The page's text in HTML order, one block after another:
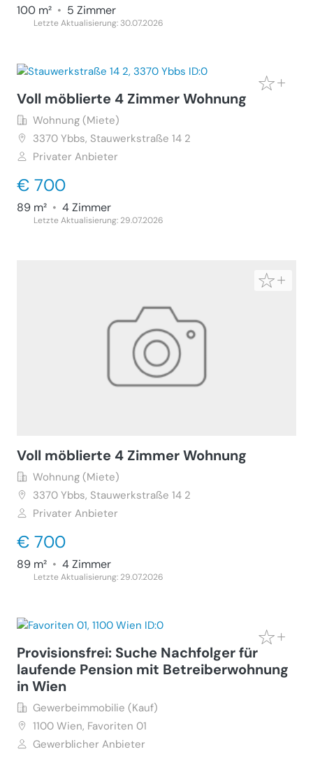
100 m² • 5 Zimmer
Letzte Aktualisierung: 30.07.2026
Voll möblierte 4 Zimmer Wohnung
Wohnung (Miete)
3370 Ybbs, Stauwerkstraße 14 2
Privater Anbieter
€ 700
89 m² • 4 Zimmer
Letzte Aktualisierung: 29.07.2026
Voll möblierte 4 Zimmer Wohnung
Wohnung (Miete)
3370 Ybbs, Stauwerkstraße 14 2
Privater Anbieter
€ 700
89 m² • 4 Zimmer
Letzte Aktualisierung: 29.07.2026
Provisionsfrei: Suche Nachfolger für
laufende Pension mit Betreiberwohnung
in Wien
Gewerbeimmobilie (Kauf)
1100 Wien, Favoriten 01
Gewerblicher Anbieter